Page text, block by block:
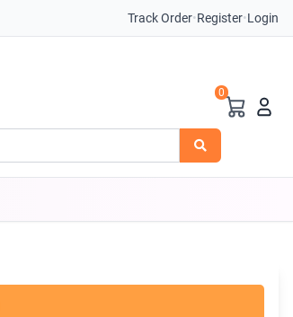
Track Order•Register•Login
0